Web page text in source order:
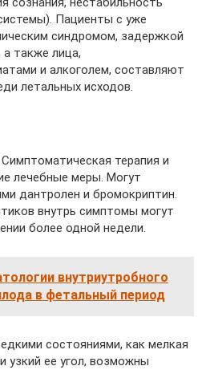
Пациенты с уже
синдромом, задержкой
а также лица,
и алкоголем, составляют
летальных исходов.
терапия и
лечебные меры. Могут
дантролен и бромокриптин.
внутрь симптомы могут
более одной недели.
внутриутробного
в фетальный период
состояниями, как мелкая
узкий ее угол, возможны